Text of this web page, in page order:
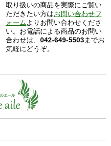
取り扱いの商品を実際にご覧い
ただきたい方はお問い合わせフ
ォームよりお問い合わせくださ
い。お電話による商品のお問い
合わせは、 042-649-5503までお
気軽にどうぞ。